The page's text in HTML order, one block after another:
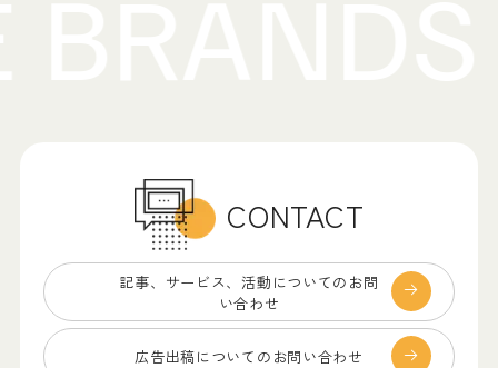
CONTACT
記事、サービス、 活動についてのお問
い合わせ
広告出稿についての お問い合わせ